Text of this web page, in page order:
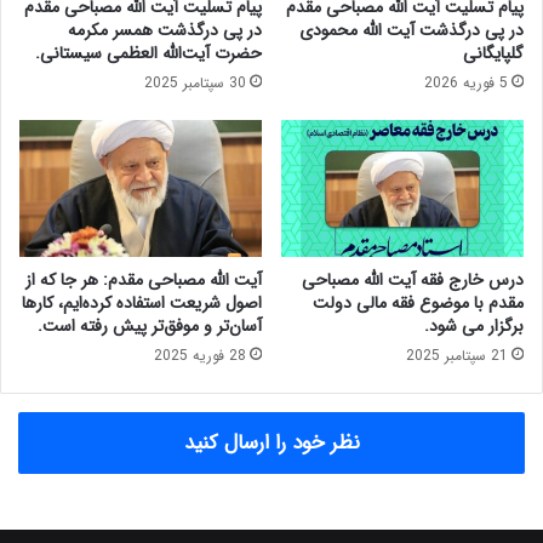
م
ج
م
ع
ت
ش
خ
ی
ص
م
ص
ل
ح
ت
ظ
ی
ا
س
ل
ا
م
ی
د
ر
ن
ظ
ا
م
ب
ن
ا
ر
پیام تسلیت آیت الله مصباحی مقدم
در پی درگذشت آیت الله محمودی
گلپایگانی
5 فوریه 2026
پیام تسلیت آیت الله مصباحی مقدم
در پی درگذشت همسر مکرمه
حضرت آیت‌الله العظمی سیستانی.
30 سپتامبر 2025
درس خارج فقه آیت الله مصباحی
مقدم با موضوع فقه مالی دولت
برگزار می شود.
21 سپتامبر 2025
آیت الله مصباحی مقدم: هر جا که از
اصول شریعت استفاده کرده‌ایم، کارها
آسان‌تر و موفق‌تر پیش رفته است.
28 فوریه 2025
نظر خود را ارسال کنید